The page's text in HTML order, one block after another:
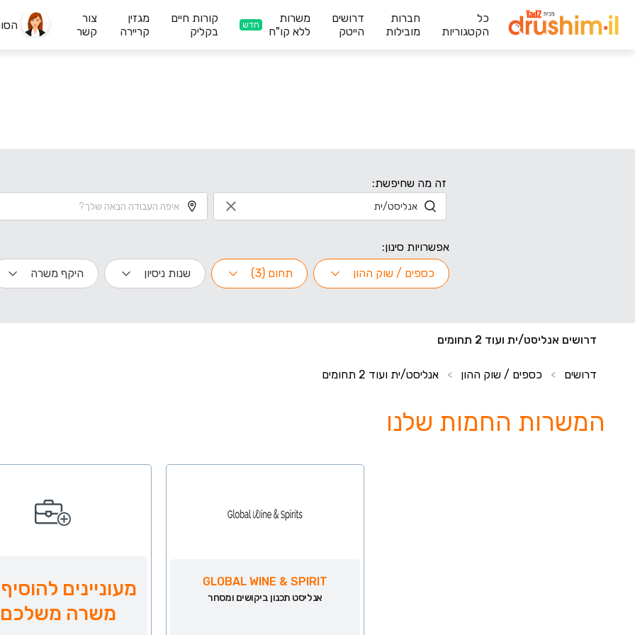
כל
הקטגוריות
חברות
מובילות
דרושים
הייטק
משרות
ללא קו"ח
חדש
קורות חיים
בקליק
מגזין
קריירה
צור
קשר
זה מה שחיפשת:
אפשרויות סינון:
כספים / שוק ההון
תחום (3) שנות ניסיון היקף משרה
דרושים אנליסט/ית ועוד 2 תחומים
דרושים > כספים / שוק ההון > אנליסט/ית ועוד 2 תחומים
המשרות החמות שלנו
GLOBAL WINE & SPIRIT
אנליסט תכנון ביקושים ומסחר
מעוניינים
משרה